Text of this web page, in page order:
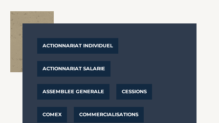
ACTIONNARIAT INDIVIDUEL
ACTIONNARIAT SALARIE
ASSEMBLEE GENERALE CESSIONS
COMEX COMMERCIALISATIONS